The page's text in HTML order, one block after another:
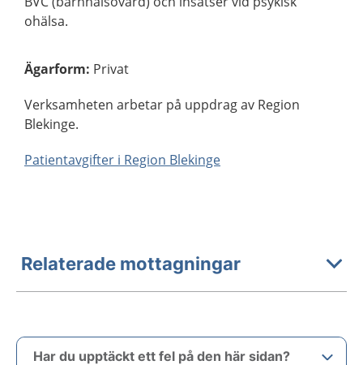
ohälsa.
Ägarform: Privat
Verksamheten arbetar på uppdrag av Region
Blekinge.
Patientavgifter i Region Blekinge
Relaterade mottagningar
Har du upptäckt ett fel på den här sidan?